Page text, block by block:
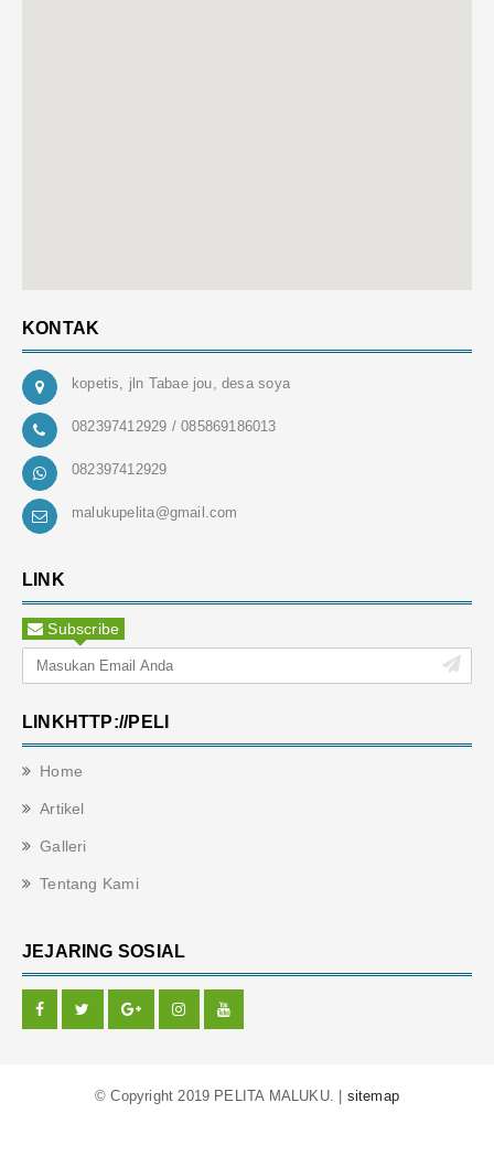
KONTAK
kopetis, jln Tabae jou, desa soya
082397412929 / 085869186013
082397412929
malukupelita@gmail.com
LINK
Subscribe
LINKHTTP://PELI
Home
Artikel
Galleri
Tentang Kami
JEJARING SOSIAL
© Copyright 2019 PELITA MALUKU. | sitemap